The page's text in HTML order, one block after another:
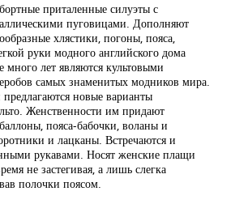
приталенные силуэты с
пуговицами. Дополняют
хлястики, погоны, пояса,
руки модного английского дома
лет являются культовыми
самых знаменитых модников мира.
новые варианты
Женственности им придают
пояса-бабочки, воланы и
и лацканы. Встречаются и
рукавами. Носят женские плащи
не застегивая, а лишь слегка
полочки поясом.